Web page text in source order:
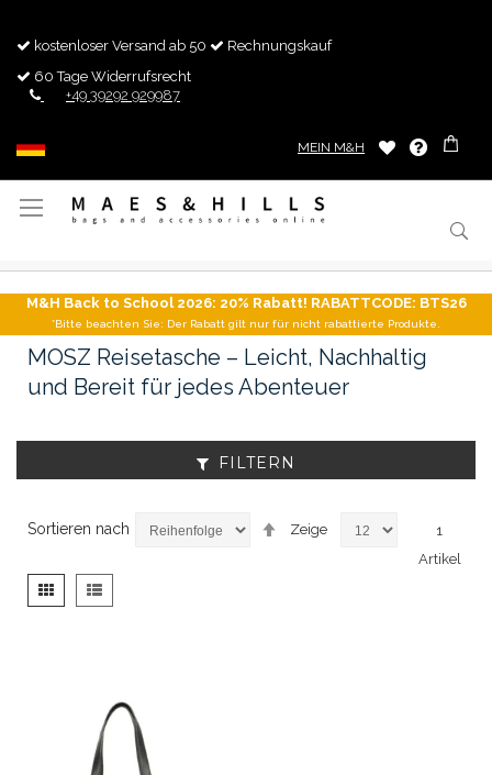
kostenloser Versand ab 50
Rechnungskauf
60 Tage Widerrufsrecht
+49 39292 929987
MEIN M&H
Navigation
umschalten
M&H Back to School 2026: 20% Rabatt! RABATTCODE: BTS26
*Bitte beachten Sie: Der Rabatt gilt nur für nicht rabattierte Produkte.
MOSZ Reisetasche – Leicht, Nachhaltig
und Bereit für jedes Abenteuer
FILTERN
Sortieren nach
Absteigend
sortieren
Zeige
1
Artikel
Anzeigen
als
Liste Liste